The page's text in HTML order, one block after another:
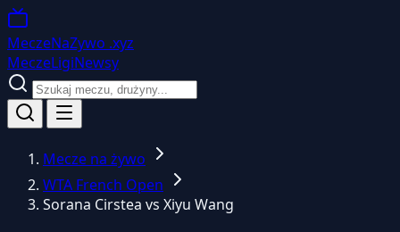
MeczeNaZywo .xyz
MeczeLigiNewsy
Mecze na żywo
WTA French Open
Sorana Cirstea vs Xiyu Wang